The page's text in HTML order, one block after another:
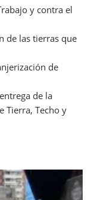
y contra el
de las tierras que
de
de la
Tierra, Techo y